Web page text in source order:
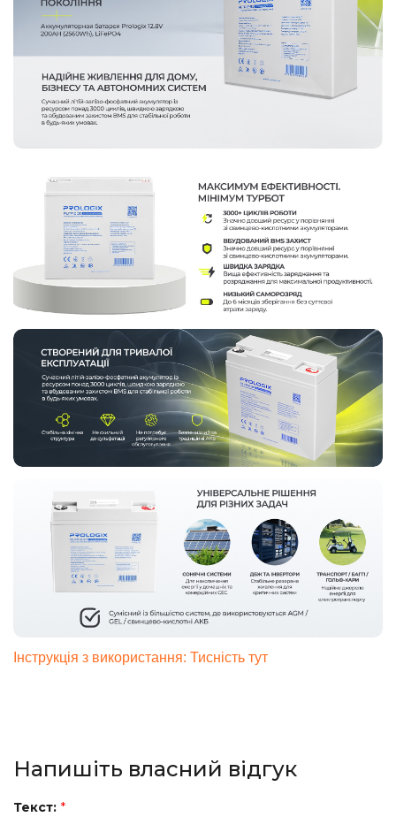
Інструкція з використання: Тисність тут
Напишіть власний відгук
Текст: *